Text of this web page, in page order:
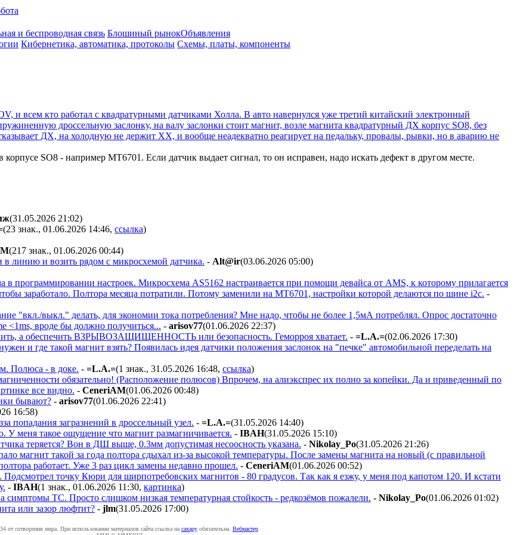
и беспроводная связь Блошиный рынокОбъявления
Кибернетика, автоматика, протоколы Схемы, платы, компоненты
и всем кто работал с квадратурными датчиками Холла. В авто навернулся уже третий китайский электронный
дроссельную заслонку, на валу заслонки стоит магнит, возле магнита квадратурный ДХ корпус SO8, без
ДХ, на холодную не держит ХХ, и вообще неадекватно реагирует на педальку, провалы, рывки, но в аварию не
SO8 - например MT6701. Если датчик выдает сигнал, то он исправен, надо искать дефект в другом месте.
(31.05.2026 21:02)
(23 знак., 01.06.2026 14:46, ссылка)
(217 знак., 01.06.2026 00:44)
линию и возить рядом с микросхемой датчика. - Alt@ir(03.06.2026 05:00)
программировании настроек. Микросхема AS5162 настраивается при помощи девайса от AMS, к которому прилагается
заработало. Полтора месяца потратили. Потому заменили на MT6701, настройки которой делаются по шине i2c. -
"вкл./выкл." делать, для экономии тока потребления? Мне надо, чтобы не более 1,5мА потреблял. Опрос достаточно
<1ms, вроде бы должно получиться... - arisov77(01.06.2026 22:37)
а обеспечить ВЗРЫВОЗАЩИЩЕННОСТЬ или безопасность. Геморроя хватает. - =L.A.=(02.06.2026 17:30)
и где такой магнит взять? Появилась идея датчики положения заслонок на "печке" автомобильной переделать на
Полюса - в доке. - =L.A.=(1 знак., 31.05.2026 16:48, ссылка)
обязательно! (Расположение полюсов) Впрочем, на алиэкспрес их полно за копейки. Да и приведенный по
все видно. - CeneriAM(01.06.2026 00:48)
бывают? - arisov77(01.06.2026 22:41)
16:58)
попадания загразнений в дроссельный узел. - =L.A.=(31.05.2026 14:40)
У меня такое ощущение что магнит размагничивается. - IBAH(31.05.2026 15:10)
теряется? Вон в ДШ выше, 0.3мм допустимая несоосность указана. - Nikolay_Po(31.05.2026 21:26)
магнит такой за года полтора сдыхал из-за высокой температуры. После замены магнита на новый (с правильной
работает. Уже 3 раз цикл замены недавно прошел. - CeneriAM(01.06.2026 00:52)
точку Кюри для ширпотребовских магнитов - 80 градусов. Так как я езжу, у меня под капотом 120. И кстати
- IBAH(1 знак., 01.06.2026 11:30, картинка)
ТС. Просто слишком низкая температурная стойкость - редкозёмов пожалели. - Nikolay_Po(01.06.2026 01:02)
или зазор люфтит? - jlm(31.05.2026 17:00)
от сотворения мира. При использовании материалов сайта ссылка на caxapу обязательна. Вебмастер